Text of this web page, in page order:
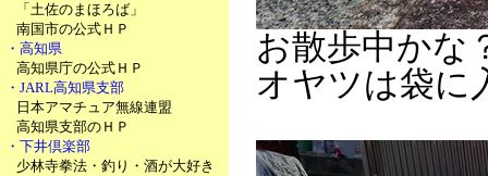
「土佐のまほろば」
南国市の公式ＨＰ
・高知県
高知県庁の公式ＨＰ
・JARL高知県支部
日本アマチュア無線連盟
高知県支部のＨＰ
・下井倶楽部
少林寺拳法・釣り・酒が大好き
お散歩中かな
オヤツは袋に